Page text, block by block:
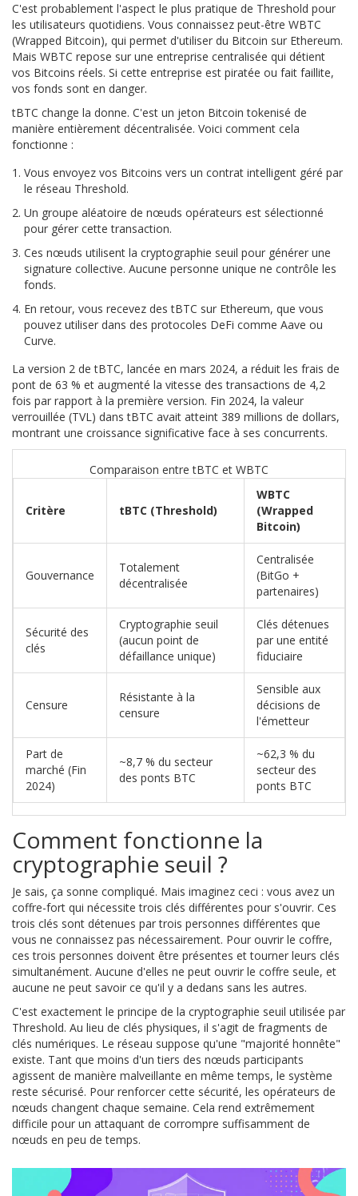
C'est probablement l'aspect le plus pratique de Threshold pour
les utilisateurs quotidiens. Vous connaissez peut-être WBTC
(Wrapped Bitcoin), qui permet d'utiliser du Bitcoin sur Ethereum.
Mais WBTC repose sur une entreprise centralisée qui détient
vos Bitcoins réels. Si cette entreprise est piratée ou fait faillite,
vos fonds sont en danger.
tBTC change la donne. C'est un jeton Bitcoin tokenisé de
manière entièrement décentralisée. Voici comment cela
fonctionne :
Vous envoyez vos Bitcoins vers un contrat intelligent géré par
le réseau Threshold.
Un groupe aléatoire de nœuds opérateurs est sélectionné
pour gérer cette transaction.
Ces nœuds utilisent la cryptographie seuil pour générer une
signature collective. Aucune personne unique ne contrôle les
fonds.
En retour, vous recevez des tBTC sur Ethereum, que vous
pouvez utiliser dans des protocoles DeFi comme Aave ou
Curve.
La version 2 de tBTC, lancée en mars 2024, a réduit les frais de
pont de 63 % et augmenté la vitesse des transactions de 4,2
fois par rapport à la première version. Fin 2024, la valeur
verrouillée (TVL) dans tBTC avait atteint 389 millions de dollars,
montrant une croissance significative face à ses concurrents.
Comparaison entre tBTC et WBTC
Critère tBTC (Threshold)
WBTC
(Wrapped
Bitcoin)
Gouvernance
Totalement
décentralisée
Centralisée
(BitGo +
partenaires)
Sécurité des
clés
Cryptographie seuil
(aucun point de
défaillance unique)
Clés détenues
par une entité
fiduciaire
Censure
Résistante à la
censure
Sensible aux
décisions de
l'émetteur
Part de
marché (Fin
2024)
~8,7 % du secteur
des ponts BTC
~62,3 % du
secteur des
ponts BTC
Comment fonctionne la
cryptographie seuil ?
Je sais, ça sonne compliqué. Mais imaginez ceci : vous avez un
coffre-fort qui nécessite trois clés différentes pour s'ouvrir. Ces
trois clés sont détenues par trois personnes différentes que
vous ne connaissez pas nécessairement. Pour ouvrir le coffre,
ces trois personnes doivent être présentes et tourner leurs clés
simultanément. Aucune d'elles ne peut ouvrir le coffre seule, et
aucune ne peut savoir ce qu'il y a dedans sans les autres.
C'est exactement le principe de la cryptographie seuil utilisée par
Threshold. Au lieu de clés physiques, il s'agit de fragments de
clés numériques. Le réseau suppose qu'une "majorité honnête"
existe. Tant que moins d'un tiers des nœuds participants
agissent de manière malveillante en même temps, le système
reste sécurisé. Pour renforcer cette sécurité, les opérateurs de
nœuds changent chaque semaine. Cela rend extrêmement
difficile pour un attaquant de corrompre suffisamment de
nœuds en peu de temps.